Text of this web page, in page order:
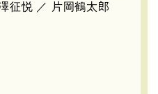
征悦 ／ 片岡鶴太郎